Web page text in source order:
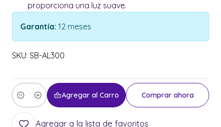
proporciona una luz suave.
Garantía: 12 meses
SKU: SB-AL300
Cantidad
Agregar al Carro Comprar ahora
Agregar a la lista de favoritos